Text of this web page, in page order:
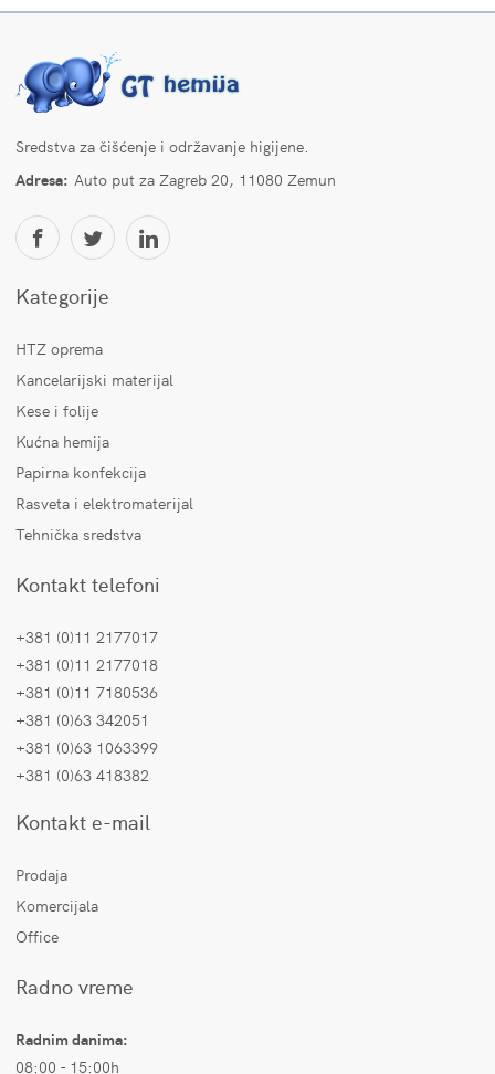
Sredstva za čišćenje i održavanje higijene.
Adresa: Auto put za Zagreb 20, 11080 Zemun
Kategorije
HTZ oprema
Kancelarijski materijal
Kese i folije
Kućna hemija
Papirna konfekcija
Rasveta i elektromaterijal
Tehnička sredstva
Kontakt telefoni
+381 (0)11 2177017
+381 (0)11 2177018
+381 (0)11 7180536
+381 (0)63 342051
+381 (0)63 1063399
+381 (0)63 418382
Kontakt e-mail
Prodaja
Komercijala
Office
Radno vreme
Radnim danima:
08:00 - 15:00h